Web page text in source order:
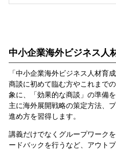
中小企業海外ビジネス人
「中小企業海外ビジネス人材育
商談に初めて臨む方やこれまで
象に、「効果的な商談」の準備
主に海外展開戦略の策定方法、
進め方を習得します。
講義だけでなくグループワーク
ードバックを行うなど、アウト